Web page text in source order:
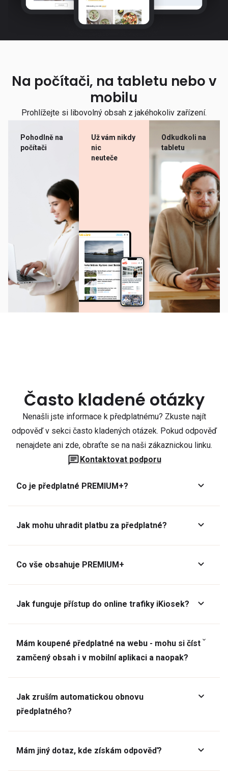
Na počítači, na tabletu nebo v
mobilu
Prohlížejte si libovolný obsah z jakéhokoliv zařízení.
Pohodlně na
počítači
Už vám nikdy
nic
neuteče
Odkudkoli na
tabletu
Často kladené otázky
Nenašli jste informace k předplatnému? Zkuste najít
odpověď v sekci často kladených otázek. Pokud odpověď
nenajdete ani zde, obraťte se na naši zákaznickou linku.
Kontaktovat podporu
Co je předplatné PREMIUM+?
Jak mohu uhradit platbu za předplatné?
Co vše obsahuje PREMIUM+
Jak funguje přístup do online trafiky iKiosek?
Mám koupené předplatné na webu - mohu si číst
zamčený obsah i v mobilní aplikaci a naopak?
Jak zruším automatickou obnovu
předplatného?
Mám jiný dotaz, kde získám odpověď?